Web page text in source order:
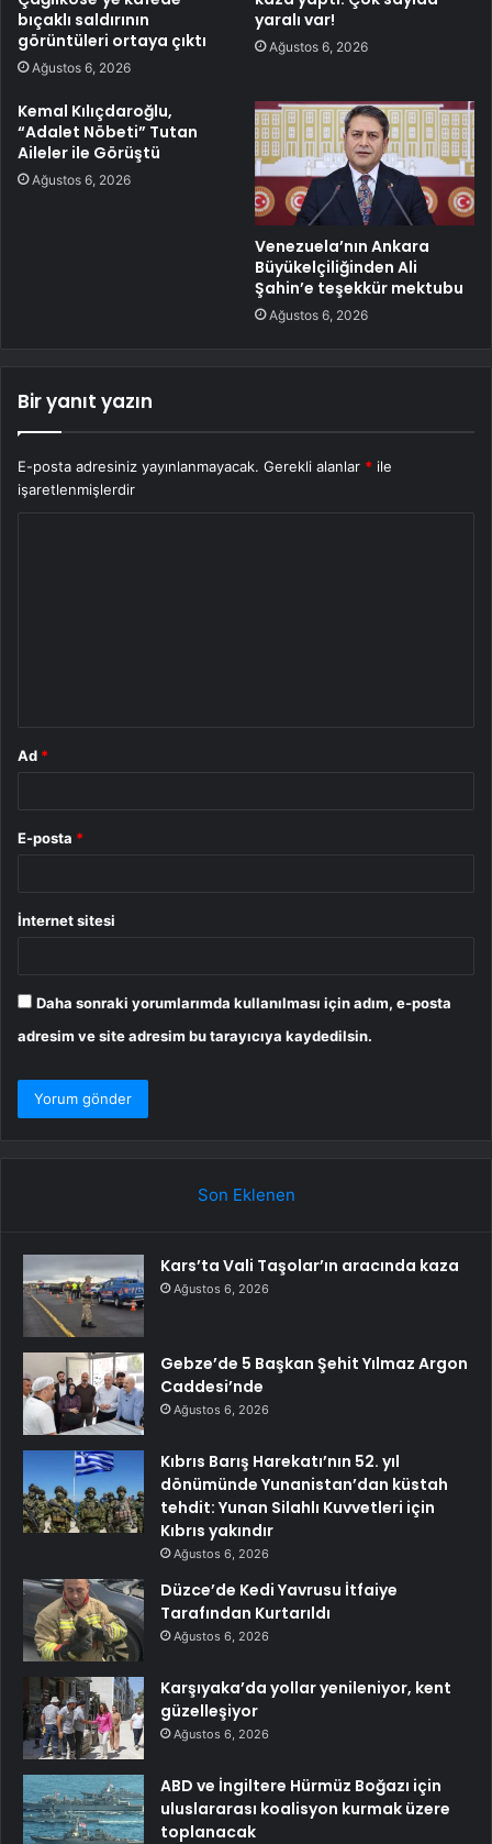
bıçaklı saldırının
görüntüleri ortaya çıktı
Ağustos 6, 2026
yaralı var!
Ağustos 6, 2026
Kemal Kılıçdaroğlu,
“Adalet Nöbeti” Tutan
Aileler ile Görüştü
Ağustos 6, 2026
Venezuela’nın Ankara
Büyükelçiliğinden Ali
Şahin’e teşekkür mektubu
Ağustos 6, 2026
Bir yanıt yazın
E-posta adresiniz yayınlanmayacak. Gerekli alanlar * ile
işaretlenmişlerdir
Ad *
E-posta *
İnternet sitesi
Daha sonraki yorumlarımda kullanılması için adım, e-posta
adresim ve site adresim bu tarayıcıya kaydedilsin.
Son Eklenen
Kars’ta Vali Taşolar’ın aracında kaza
Ağustos 6, 2026
Gebze’de 5 Başkan Şehit Yılmaz Argon
Caddesi’nde
Ağustos 6, 2026
Kıbrıs Barış Harekatı’nın 52. yıl
dönümünde Yunanistan’dan küstah
tehdit: Yunan Silahlı Kuvvetleri için
Kıbrıs yakındır
Ağustos 6, 2026
Düzce’de Kedi Yavrusu İtfaiye
Tarafından Kurtarıldı
Ağustos 6, 2026
Karşıyaka’da yollar yenileniyor, kent
güzelleşiyor
Ağustos 6, 2026
ABD ve İngiltere Hürmüz Boğazı için
uluslararası koalisyon kurmak üzere
toplanacak